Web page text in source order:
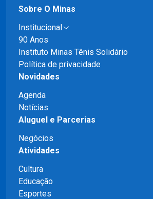
Sobre O Minas
Institucional
90 Anos
Instituto Minas Tênis Solidário
Política de privacidade
Novidades
Agenda
Notícias
Aluguel e Parcerias
Negócios
Atividades
Cultura
Educação
Esportes